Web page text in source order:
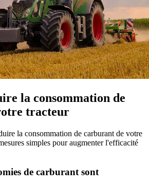
la consommation de
tracteur
la consommation de carburant de votre
simples pour augmenter l'efficacité
de carburant sont